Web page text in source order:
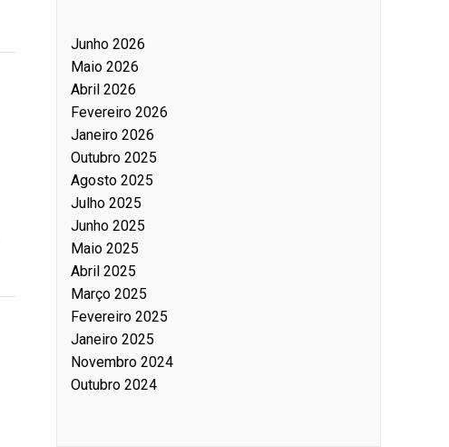
Junho 2026
Maio 2026
Abril 2026
Fevereiro 2026
Janeiro 2026
Outubro 2025
Agosto 2025
Julho 2025
Junho 2025
Maio 2025
Abril 2025
Março 2025
Fevereiro 2025
Janeiro 2025
Novembro 2024
Outubro 2024